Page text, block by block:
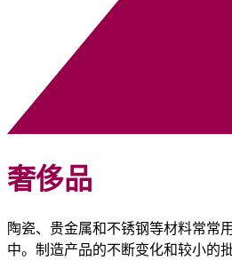
奢侈品
陶瓷、贵金属和不锈钢等材料常常
中。制造产品的不断变化和较小的